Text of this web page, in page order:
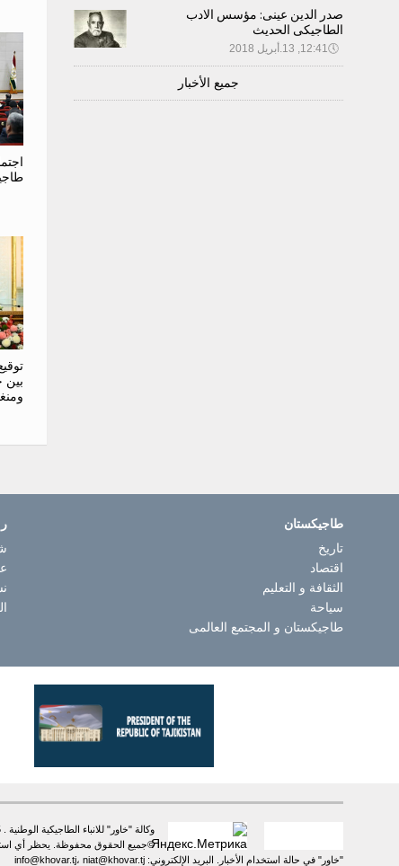
بين
صدر الدين عينى: مؤسس الادب
الطاجيكى الحديث
🕔12:41, 13.أبريل 2018
جميع الأخبار
طاجيكستان
تاريخ
اقتصاد
الثقافة و التعليم
سياحة
طاجيكستان و المجتمع العالمى
وكالة "خاور" للانباء الطاجيكية الوطنية . 734025، مدينة دوشنبه. ش. سعدي شيرازي 16 . تلفون +992 (37)2385217, +992 (37) 2232383فاكس.
©جميع الحقوق محفوظة. يحظر أي
"خاور" في حالة استخدام الأخبار. البريد الإلكتروني: info@khovar.tj، niat@khovar.tj